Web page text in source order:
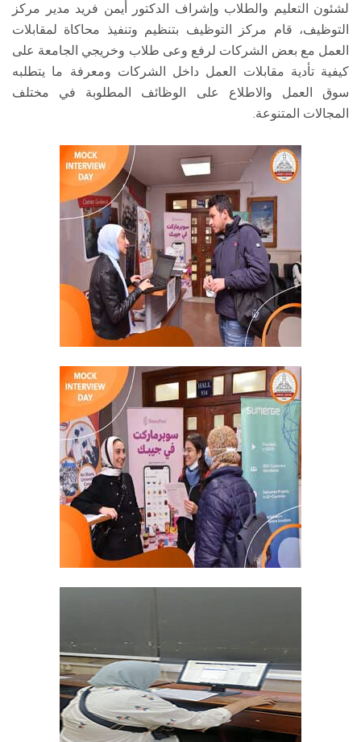
لشئون التعليم والطلاب وإشراف الدكتور أيمن فريد مدير مركز
التوظيف، قام مركز التوظيف بتنظيم وتنفيذ محاكاة لمقابلات
العمل مع بعض الشركات لرفع وعى طلاب وخريجي الجامعة على
كيفية تأدية مقابلات العمل داخل الشركات ومعرفة ما يتطلبه
سوق العمل والاطلاع على الوظائف المطلوبة في مختلف
المجالات المتنوعة.